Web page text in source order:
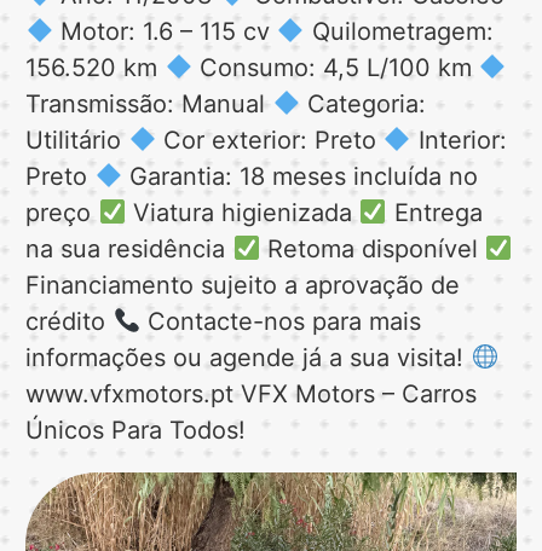
Motor: 1.6 – 115 cv
Quilometragem:
156.520 km
Consumo: 4,5 L/100 km
Transmissão: Manual
Categoria:
Utilitário
Cor exterior: Preto
Interior:
Preto
Garantia: 18 meses incluída no
preço
Viatura higienizada
Entrega
na sua residência
Retoma disponível
Financiamento sujeito a aprovação de
crédito
Contacte-nos para mais
informações ou agende já a sua visita!
www.vfxmotors.pt VFX Motors – Carros
Únicos Para Todos!